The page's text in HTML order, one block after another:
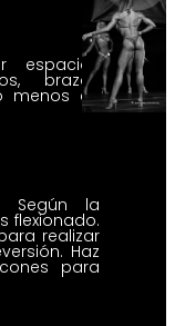
espacio".
brazos
menos en
Según la
flexionado.
realizar
Haz
para